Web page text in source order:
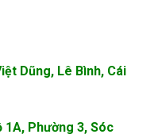
Dũng, Lê Bình, Cái
1A, Phường 3, Sóc